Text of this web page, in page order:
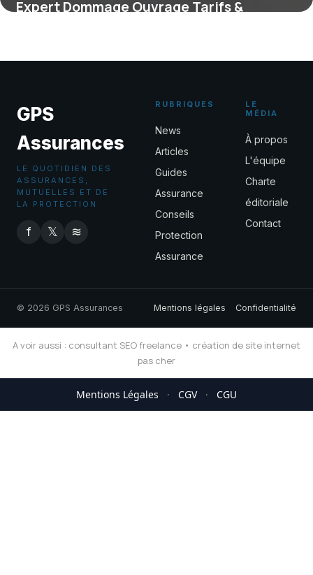
Expert Dommage Ouvrage Tarifs &
GPS
Assurances
LE QUOTIDIEN DES
ASSURANCES,
MUTUELLES ET DE
LA PROTECTION
f 𝕏 ≋
RUBRIQUES
News
Articles
Guides
Assurance
Conseils
Protection
Assurance
LE
MÉDIA
À propos
L'équipe
Charte
éditoriale
Contact
© 2026 GPS Assurances Mentions légales Confidentialité
A voir aussi : consultant SEO freelance • création de site internet
pas cher
Mentions Légales · CGV · CGU